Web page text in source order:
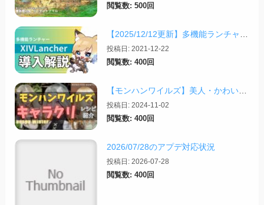
閲覧数: 500回
投稿日: 2021-12-22
閲覧数: 400回
投稿日: 2024-11-02
閲覧数: 400回
2026/07/28のアプデ対応状況
投稿日: 2026-07-28
閲覧数: 400回